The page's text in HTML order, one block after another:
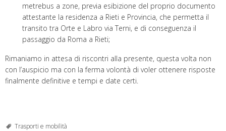
metrebus a zone, previa esibizione del proprio documento
attestante la residenza a Rieti e Provincia, che permetta il
transito tra Orte e Labro via Terni, e di conseguenza il
passaggio da Roma a Rieti;
Rimaniamo in attesa di riscontri alla presente, questa volta non
con l’auspicio ma con la ferma volontà di voler ottenere risposte
finalmente definitive e tempi e date certi.
Trasporti e mobilità